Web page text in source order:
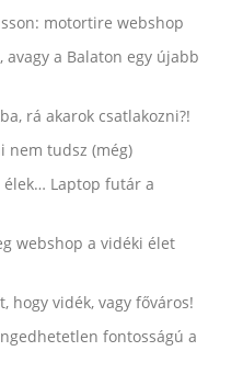
motortire webshop
a Balaton egy újabb
rá akarok csatlakozni?!
nem tudsz (még)
Laptop futár a
webshop a vidéki élet
hogy vidék, vagy főváros!
fontosságú a